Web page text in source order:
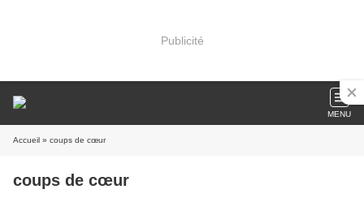
Publicité
MENU
Accueil » coups de cœur
coups de cœur